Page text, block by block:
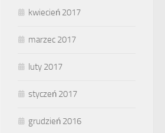
kwiecień 2017
marzec 2017
luty 2017
styczeń 2017
grudzień 2016